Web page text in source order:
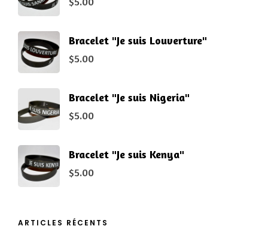
Bracelet "Je suis Louverture"
$5.00
Bracelet "Je suis Nigeria"
$5.00
Bracelet "Je suis Kenya"
$5.00
ARTICLES RÉCENTS